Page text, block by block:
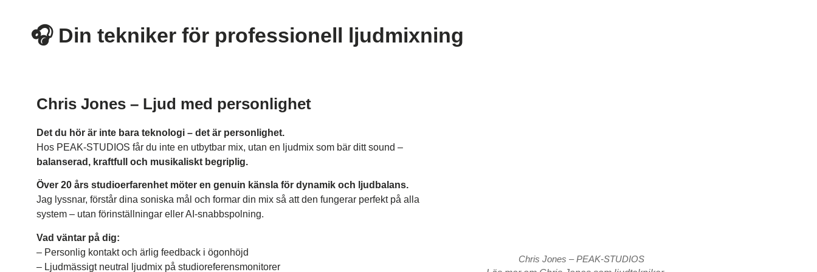
🎧 Din tekniker för professionell ljudmixning
Chris Jones – Ljud med personlighet
Det du hör är inte bara teknologi – det är personlighet.
Hos PEAK-STUDIOS får du inte en utbytbar mix, utan en ljudmix som bär ditt sound –
balanserad, kraftfull och musikaliskt begriplig.
Över 20 års studioerfarenhet möter en genuin känsla för dynamik och ljudbalans.
Jag lyssnar, förstår dina soniska mål och formar din mix så att den fungerar perfekt på alla
system – utan förinställningar eller AI-snabbspolning.
Vad väntar på dig:
– Personlig kontakt och ärlig feedback i ögonhöjd
– Ljudmässigt neutral ljudmix på studioreferensmonitorer
Chris Jones – PEAK-STUDIOS